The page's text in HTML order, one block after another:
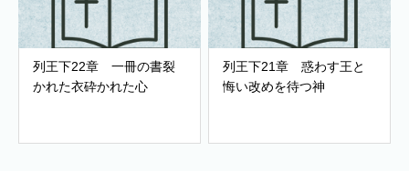
列王下22章 一冊の書裂
かれた衣砕かれた心
列王下21章 惑わす王と
悔い改めを待つ神